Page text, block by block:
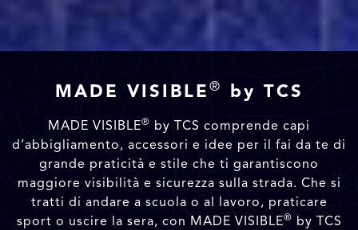
MADE VISIBLE ® by TCS
MADE VISIBLE® by TCS comprende capi
d’abbigliamento, accessori e idee per il fai da te di
grande praticità e stile che ti garantiscono
maggiore visibilità e sicurezza sulla strada. Che si
tratti di andare a scuola o al lavoro, praticare
sport o uscire la sera, con MADE VISIBLE® by TCS